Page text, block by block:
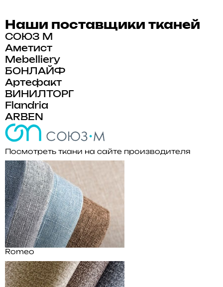
Наши поставщики тканей
СОЮЗ М
Аметист
Mebelliery
БОНЛАЙФ
Артефакт
ВИНИЛТОРГ
Flandria
ARBEN
Посмотреть ткани на сайте производителя
Romeo